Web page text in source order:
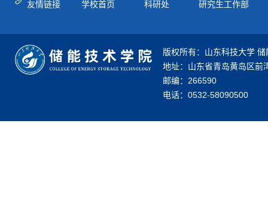
友情链接 学校首页 科研处 研究生工作部
版权所有：山东科技大学
地址：山东省青岛黄岛区前
邮编：266590
电话：0532-58090500